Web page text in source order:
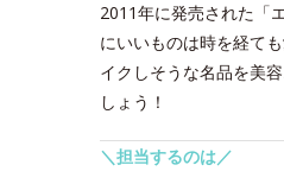
2011年に発売された「
にいいものは時を経て
イクしそうな名品を美
しょう！
＼担当するのは／